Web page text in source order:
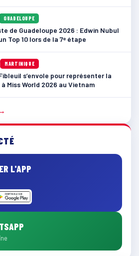
GUADELOUPE
de Guadeloupe 2026 : Edwin Nubul
Top 10 lors de la 7ᵉ étape
MARTINIQUE
s’envole pour représenter la
Miss World 2026 au Vietnam
L'APP